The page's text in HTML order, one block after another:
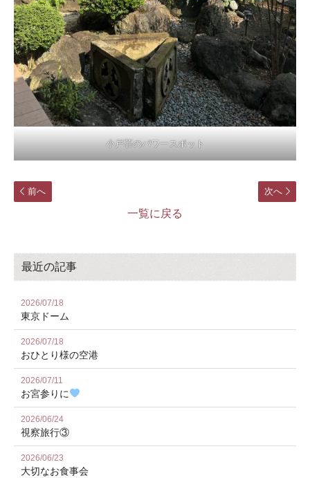
小戸荘のパワースポット
次へ
前へ
一覧に戻る
最近の記事
2026/07/18
東京ドーム
2026/07/18
おひとり様の空港
2026/07/11
お宮参りに
2026/06/24
視察旅行③
2026/06/23
大切なお食事会